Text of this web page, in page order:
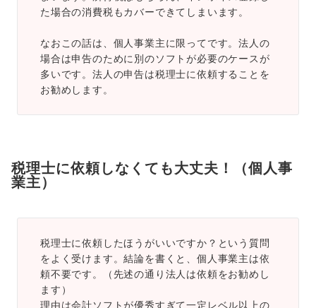
た場合の消費税もカバーできてしまいます。
なおこの話は、個人事業主に限ってです。法人の
場合は申告のために別のソフトが必要のケースが
多いです。法人の申告は税理士に依頼することを
お勧めします。
税理士に依頼しなくても大丈夫！（個人事
業主）
税理士に依頼したほうがいいですか？という質問
をよく受けます。結論を書くと、個人事業主は依
頼不要です。（先述の通り法人は依頼をお勧めし
ます）
理由は会計ソフトが優秀すぎて一定レベル以上の